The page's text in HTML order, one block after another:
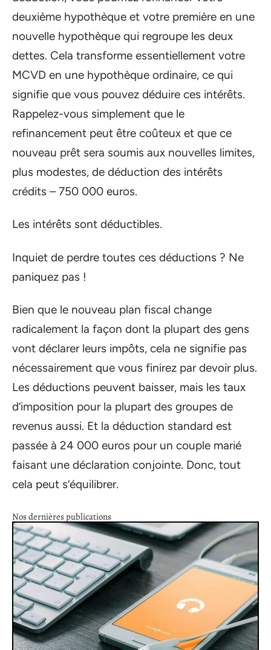
deuxième hypothèque et votre première en une
nouvelle hypothèque qui regroupe les deux
dettes. Cela transforme essentiellement votre
MCVD en une hypothèque ordinaire, ce qui
signifie que vous pouvez déduire ces intérêts.
Rappelez-vous simplement que le
refinancement peut être coûteux et que ce
nouveau prêt sera soumis aux nouvelles limites,
plus modestes, de déduction des intérêts
crédits – 750 000 euros.
Les intérêts sont déductibles.
Inquiet de perdre toutes ces déductions ? Ne
paniquez pas !
Bien que le nouveau plan fiscal change
radicalement la façon dont la plupart des gens
vont déclarer leurs impôts, cela ne signifie pas
nécessairement que vous finirez par devoir plus.
Les déductions peuvent baisser, mais les taux
d’imposition pour la plupart des groupes de
revenus aussi. Et la déduction standard est
passée à 24 000 euros pour un couple marié
faisant une déclaration conjointe. Donc, tout
cela peut s’équilibrer.
Nos dernières publications